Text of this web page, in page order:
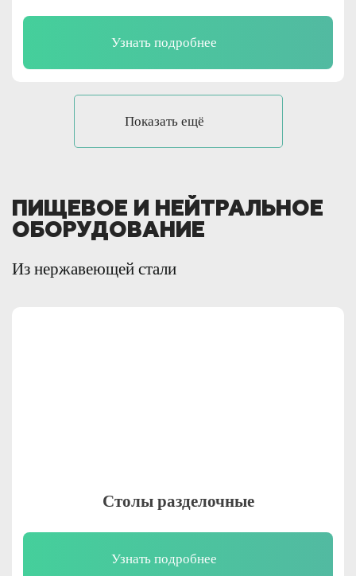
Узнать подробнее
Показать ещё
ПИЩЕВОЕ И НЕЙТРАЛЬНОЕ
ОБОРУДОВАНИЕ
Из нержавеющей стали
Столы разделочные
Узнать подробнее